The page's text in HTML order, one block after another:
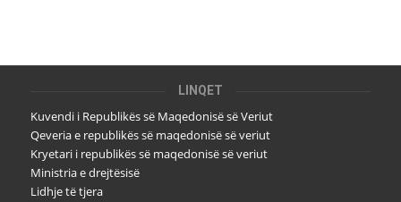
LINQET
Kuvendi i Republikës së Maqedonisë së Veriut
Qeveria e republikës së maqedonisë së veriut
Kryetari i republikës së maqedonisë së veriut
Ministria e drejtësisë
Lidhje të tjera